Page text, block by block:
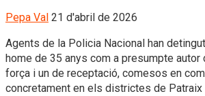
Pepa Val 21 d'abril de 2026
Agents de la Policia Nacional han
home de 35 anys com a presumpte autor
força i un de receptació, comesos en
concretament en els districtes de